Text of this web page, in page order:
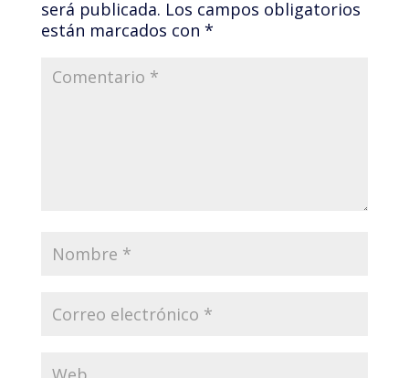
será publicada. Los campos obligatorios
están marcados con *